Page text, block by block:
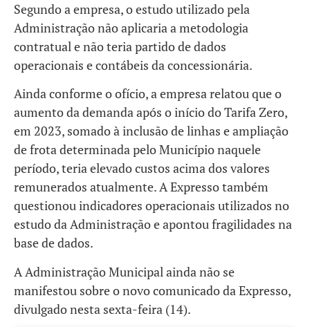
Segundo a empresa, o estudo utilizado pela
Administração não aplicaria a metodologia
contratual e não teria partido de dados
operacionais e contábeis da concessionária.
Ainda conforme o ofício, a empresa relatou que o
aumento da demanda após o início do Tarifa Zero,
em 2023, somado à inclusão de linhas e ampliação
de frota determinada pelo Município naquele
período, teria elevado custos acima dos valores
remunerados atualmente. A Expresso também
questionou indicadores operacionais utilizados no
estudo da Administração e apontou fragilidades na
base de dados.
A Administração Municipal ainda não se
manifestou sobre o novo comunicado da Expresso,
divulgado nesta sexta-feira (14).